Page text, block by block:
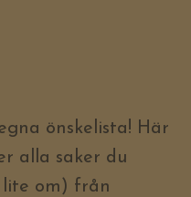
önskelista! Här
alla saker du
om) från